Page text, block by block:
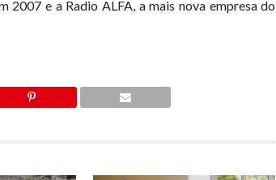
e a Radio ALFA, a mais nova empresa do